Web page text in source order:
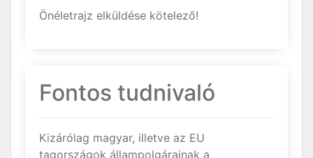
Önéletrajz elküldése kötelező!
Fontos tudnivaló
Kizárólag magyar, illetve az EU
tagországok állampolgárainak a